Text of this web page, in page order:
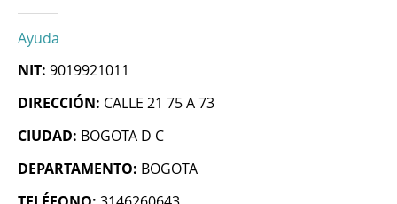
Ayuda
NIT: 9019921011
DIRECCIÓN: CALLE 21 75 A 73
CIUDAD: BOGOTA D C
DEPARTAMENTO: BOGOTA